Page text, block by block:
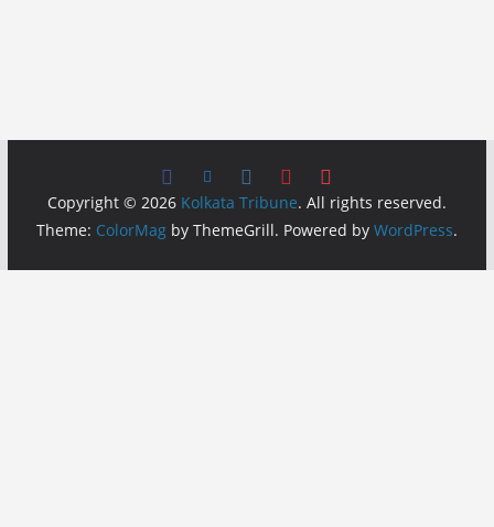
Copyright © 2026 Kolkata Tribune. All rights reserved.
Theme: ColorMagby ThemeGrill. Powered by WordPress.